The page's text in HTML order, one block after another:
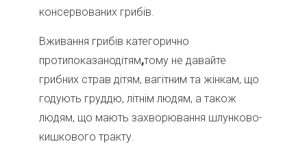
консервованих грибів.
Вживання грибів категорично
протипоказанодітям,тому не давайте
грибних страв дітям, вагітним та жінкам, що
годують груддю, літнім людям, а також
людям, що мають захворювання шлунково-
кишкового тракту.